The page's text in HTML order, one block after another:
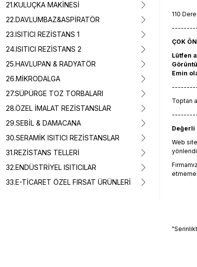
21.KULUÇKA MAKİNESİ
22.DAVLUMBAZ&ASPİRATÖR
23.ISITICI REZİSTANS 1
24.ISITICI REZİSTANS 2
25.HAVLUPAN & RADYATÖR
26.MİKRODALGA
27.SÜPÜRGE TOZ TORBALARI
28.ÖZEL İMALAT REZİSTANSLAR
29.SEBİL & DAMACANA
30.SERAMİK ISITICI REZİSTANSLAR
31.REZİSTANS TELLERİ
32.ENDÜSTRİYEL ISITICILAR
33.E-TİCARET ÖZEL FIRSAT ÜRÜNLERİ
110
ÇOK
Lütfen
Emin
Toptan
Değerli
Web